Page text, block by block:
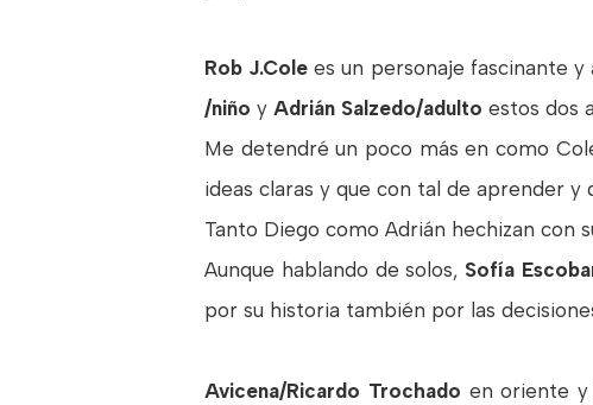
Rob J.Colees un personaje fascinante
/niño y Adrián Salzedo/adulto estos dos
Me detendré un poco más en como
ideas claras y que con tal de aprender
Tanto Diego como Adrián hechizan con
Aunque hablando de solos, Sofía
por su historia también por las
Avicena/Ricardo Trochado en oriente y